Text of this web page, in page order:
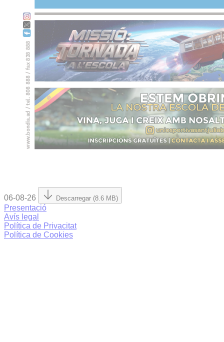
06-08-26 Descarregar (8.6 MB)
Presentació
Avís legal
Política de Privacitat
Política de Cookies